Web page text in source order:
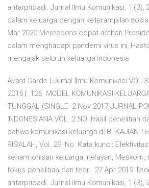
antarpribadi. Jurnal Ilmu Komunikasi, 1 (3),
dalam keluarga dengan keterampilan
Mar 2020 Merespons cepat arahan
dalam menghadapi pandemi virus ini,
mengajak seluruh keluarga Indonesia
Avant Garde | Jurnal Ilmu Komunikasi VOL
2015 |. 126. MODEL KOMUNIKASI
TUNGGAL (SINGLE 2 Nov 2017 JURNAL
INDONESIANA VOL. 2 NO. Hasil penelitian
bahwa komunikasi keluarga di B. KAJIAN
RISALAH, Vol. 29, No. Kata kunci:
keharmonisan keluarga, nelayan, Meskom,
fokus penelitian dan teori. 27 Apr 2019
antarpribadi. Jurnal Ilmu Komunikasi, 1 (3),